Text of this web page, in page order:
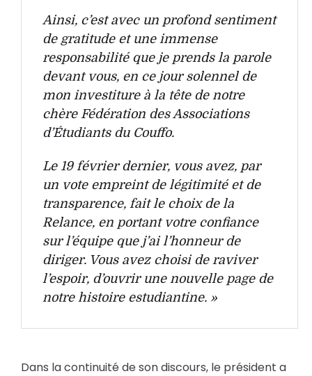
Ainsi, c’est avec un profond sentiment
de gratitude et une immense
responsabilité que je prends la parole
devant vous, en ce jour solennel de
mon investiture à la tête de notre
chère Fédération des Associations
d’Étudiants du Couffo.
Le 19 février dernier, vous avez, par
un vote empreint de légitimité et de
transparence, fait le choix de la
Relance, en portant votre confiance
sur l’équipe que j’ai l’honneur de
diriger. Vous avez choisi de raviver
l’espoir, d’ouvrir une nouvelle page de
notre histoire estudiantine. »
Dans la continuité de son discours, le président a